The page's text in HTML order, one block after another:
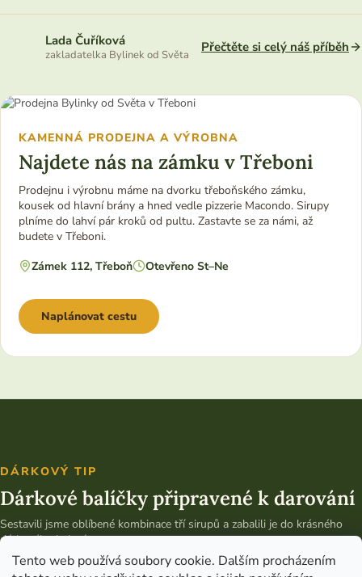
Tento web používá soubory cookie. Dalším procházením
Lada Čuříková
zakladatelka Bylinek od Světa Přečtěte si celý náš příběh
KAMENNÁ PRODEJNA A VÝROBNA
Najdete nás na zámku v Třeboni
Prodejnu i výrobnu máme na dvorku třeboňského zámku,
kousek od hlavní brány a hned vedle pizzerie Macondo. Sirupy
plníme do lahví pár kroků od pultu. Zastavte se za námi, až
budete v Třeboni.
Zámek 112, Třeboň
Otevřeno St–Ne
Naplánovat cestu
DÁRKOVÝ TIP
Dárkové balíčky připravené k darování
Sestavili jsme oblíbené kombinace tří sirupů a zabalili je do krásného
dárkového balení.
Vybrat dárkový balíček